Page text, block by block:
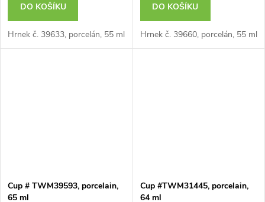
DO KOŠÍKU
Hrnek č. 39633, porcelán, 55 ml
DO KOŠÍKU
Hrnek č. 39660, porcelán, 55 ml
Cup # TWM39593, porcelain,
65 ml
Cup #TWM31445, porcelain,
64 ml